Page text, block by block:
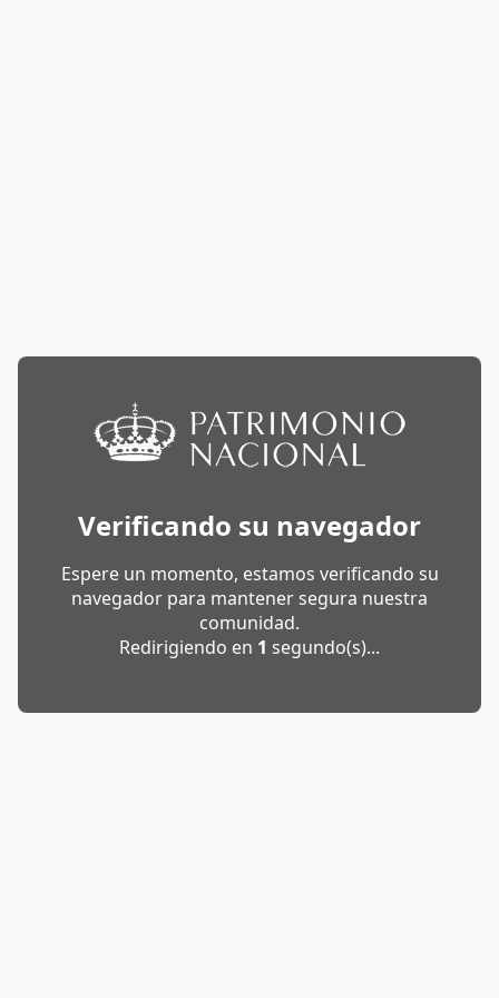
Verificando su navegador
Espere un momento, estamos verificando su
navegador para mantener segura nuestra
comunidad.
Redirigiendo en 1 segundo(s)...